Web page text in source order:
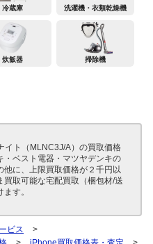
冷蔵庫 洗濯機・衣類乾燥機
炊飯器 掃除機
イト（MLNC3J/A）の買取価格
・ベスト電器・マツヤデンキの
他に、上限買取価格が２千円以
買取可能な宅配買取（梱包材/送
す。
ビス
>